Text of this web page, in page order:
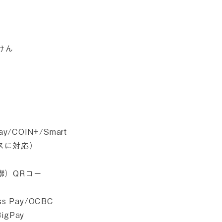
ん
COIN+/Smart
対応）
QRコー
Pay/OCBC